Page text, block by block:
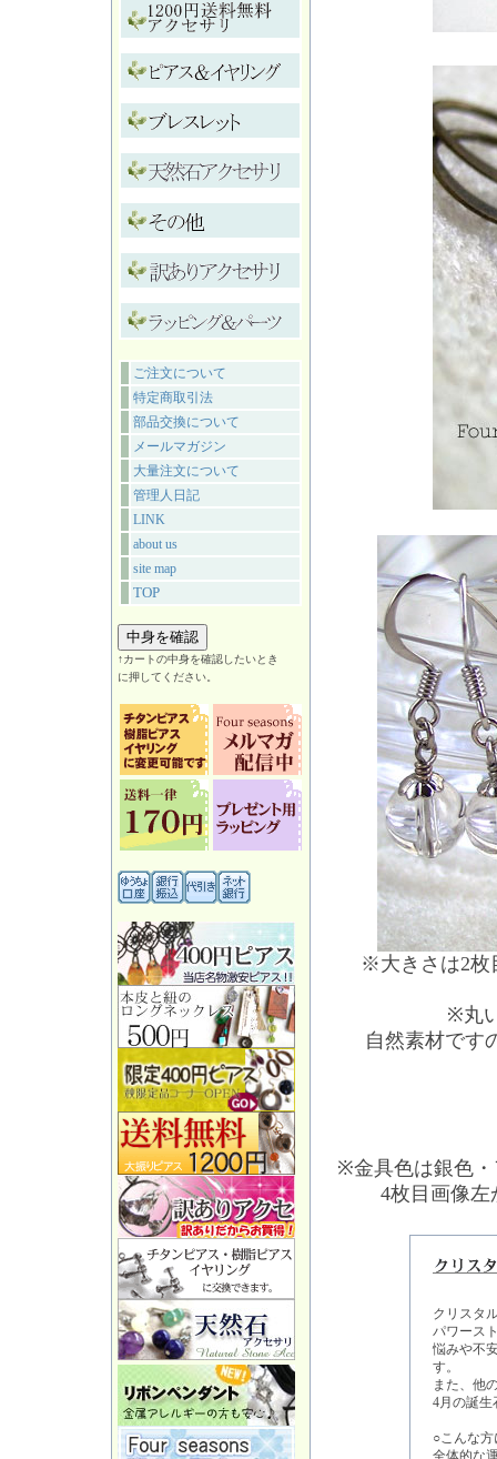
ご注文について
特定商取引法
部品交換について
メールマガジン
大量注文について
管理人日記
LINK
about us
site map
TOP
↑カートの中身を確認したいとき
に押してください。
※大きさは2枚
※丸
自然素材です
※金具色は銀色
4枚目画像
クリスタ
パワース
悩みや不
す。
また、他
4月の誕生
○こんな
全体的な